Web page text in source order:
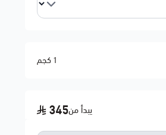
1 كجم
يبدأ من345